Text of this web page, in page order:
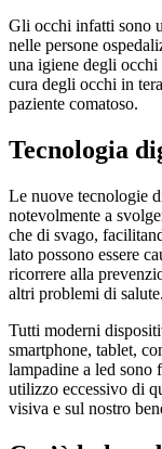
Gli occhi infatti sono
nelle persone
una igiene degli occhi
cura degli occhi in
paziente comatoso.
Tecnologia
Le nuove tecnologie
notevolmente a
che di svago,
lato possono essere
ricorrere alla
altri problemi di salute.
Tutti moderni
smartphone, tablet,
lampadine a led sono
utilizzo eccessivo di
visiva e sul nostro